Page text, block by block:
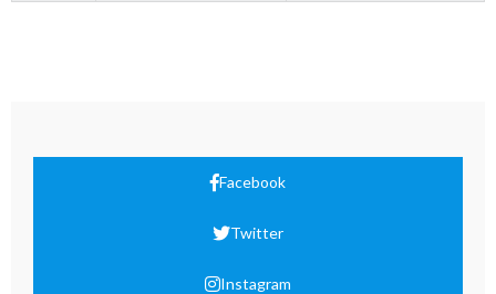
Facebook
Twitter
Instagram